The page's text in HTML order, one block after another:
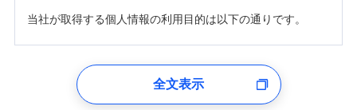
当社が取得する個人情報の利用目的は以下の通りです。
ユーザー登録受付および、管理のため
全文表示